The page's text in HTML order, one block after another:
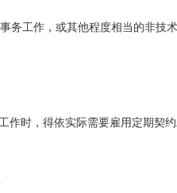
务工作，或其他程度相当的非技
作时，得依实际需要雇用定期契